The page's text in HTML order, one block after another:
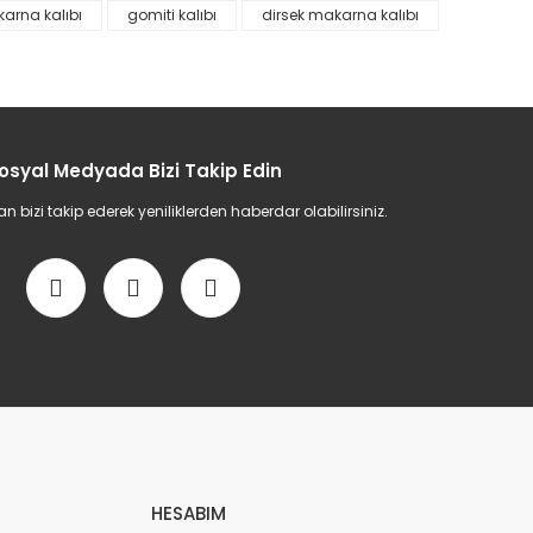
kalıbı gomiti kalıbı
dirsek makarna kalıbı
Medyada Bizi Takip Edin
bizi takip ederek yeniliklerden haberdar olabilirsiniz.
HESABIM